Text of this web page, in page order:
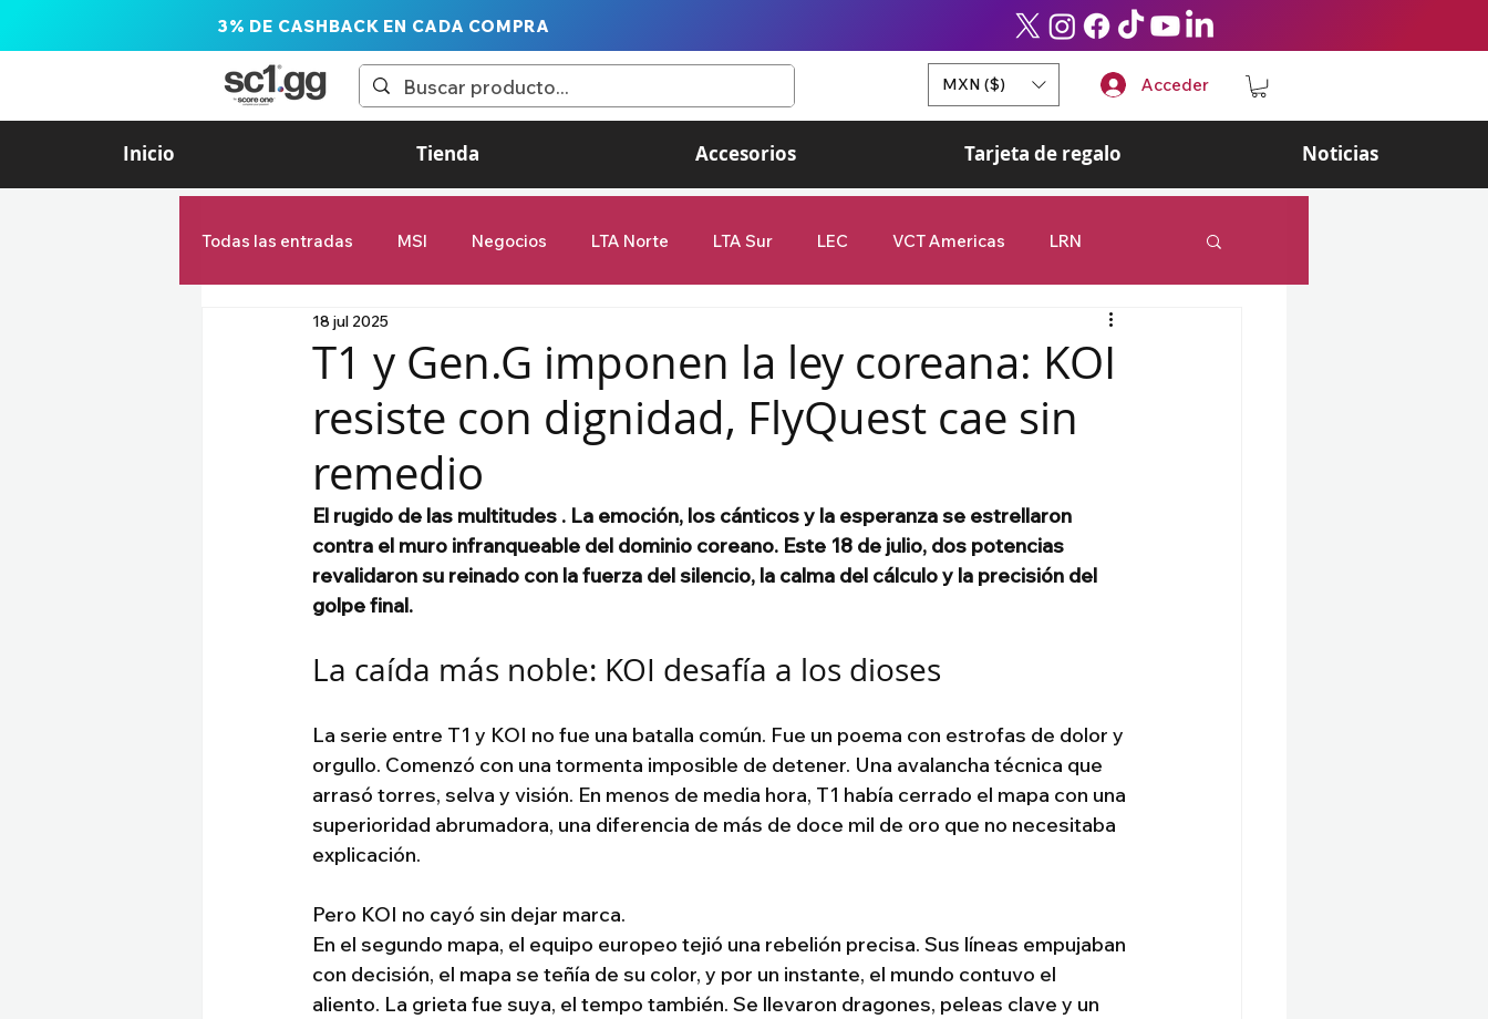
3% DE CASHBACK EN CADA COMPRA
MXN ($) Acceder
Inicio Tienda Accesorios Tarjeta de regalo Noticias
Todas las entradas MSI Negocios LTA Norte LTA Sur LEC VCT Americas LRN
LTA Liga de las Américas Esports
Estadísticas First Stand femenil 9Z Globant videojuegos
T1 y Gen.G imponen la ley coreana: KOI
resiste con dignidad, FlyQuest cae sin
remedio
18 jul 2025
El rugido de las multitudes . La emoción, los cánticos y la esperanza se estrellaron
contra el muro infranqueable del dominio coreano. Este 18 de julio, dos potencias
revalidaron su reinado con la fuerza del silencio, la calma del cálculo y la precisión del
golpe final.
La caída más noble: KOI desafía a los dioses
La serie entre T1 y KOI no fue una batalla común. Fue un poema con estrofas de dolor y
orgullo. Comenzó con una tormenta imposible de detener. Una avalancha técnica que
arrasó torres, selva y visión. En menos de media hora, T1 había cerrado el mapa con una
superioridad abrumadora, una diferencia de más de doce mil de oro que no necesitaba
explicación.
Pero KOI no cayó sin dejar marca.
En el segundo mapa, el equipo europeo tejió una rebelión precisa. Sus líneas empujaban
con decisión, el mapa se teñía de su color, y por un instante, el mundo contuvo el
aliento. La grieta fue suya, el tempo también. Se llevaron dragones, peleas clave y un